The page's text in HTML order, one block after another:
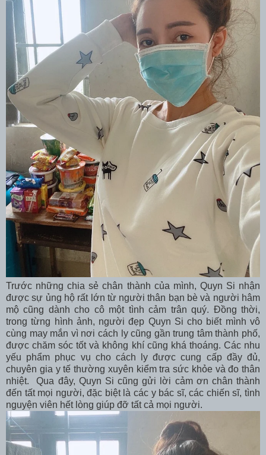
Trước những chia sẻ chân thành của mình, Quyn Si nhận
được sự ủng hộ rất lớn từ người thân bạn bè và người hâm
mộ cũng dành cho cô một tình cảm trân quý. Đồng thời,
trong từng hình ảnh, người đẹp Quyn Si cho biết mình vô
cùng may mắn vì nơi cách ly cũng gần trung tâm thành phố,
được chăm sóc tốt và không khí cũng khá thoáng. Các nhu
yếu phẩm phục vụ cho cách ly được cung cấp đầy đủ,
chuyên gia y tế thường xuyên kiểm tra sức khỏe và đo thân
nhiệt. Qua đây, Quyn Si cũng gửi lời cảm ơn chân thành
đến tất mọi người, đặc biệt là các y bác sĩ, các chiến sĩ, tình
nguyện viên hết lòng giúp đỡ tất cả mọi người.